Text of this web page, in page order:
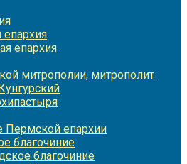
епархия
митрополии, митрополит
Пермской епархии
благочиние
благочиние